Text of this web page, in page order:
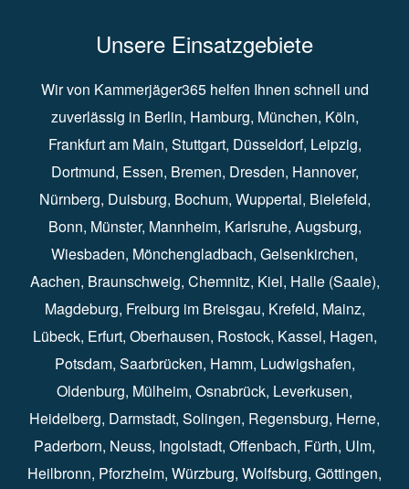
Unsere Einsatzgebiete
Wir von Kammerjäger365 helfen Ihnen schnell und
zuverlässig in Berlin⁠, Hamburg⁠, München, Köln⁠,
Frankfurt am Main⁠, Stuttgart⁠, Düsseldorf⁠, Leipzig⁠,
Dortmund⁠, Essen⁠, Bremen⁠, Dresden⁠, Hannover⁠,
Nürnberg⁠, Duisburg⁠⁠, Bochum⁠, Wuppertal⁠⁠, Bielefeld⁠⁠,
Bonn⁠⁠, Münster⁠⁠, Mannheim⁠, Karlsruhe⁠, Augsburg⁠,
Wiesbaden⁠⁠, Mönchengladbach⁠, Gelsenkirchen⁠⁠,
Aachen⁠⁠, Braunschweig⁠, Chemnitz⁠⁠, Kiel⁠, Halle (Saale)⁠⁠,
Magdeburg⁠, Freiburg im Breisgau⁠⁠, Krefeld⁠⁠, Mainz⁠⁠,
Lübeck⁠, Erfurt⁠, Oberhausen⁠⁠, Rostock⁠⁠, Kassel⁠⁠, Hagen⁠,
Potsdam⁠, Saarbrücken⁠⁠, Hamm⁠, Ludwigshafen⁠,
Oldenburg⁠, Mülheim⁠, Osnabrück⁠⁠, Leverkusen⁠,
Heidelberg⁠, Darmstadt⁠⁠, Solingen⁠, Regensburg⁠, Herne⁠⁠,
Paderborn⁠, Neuss⁠, Ingolstadt⁠, Offenbach, Fürth⁠⁠, Ulm⁠⁠,
Heilbronn⁠, Pforzheim⁠, Würzburg⁠, Wolfsburg⁠⁠, Göttingen⁠,